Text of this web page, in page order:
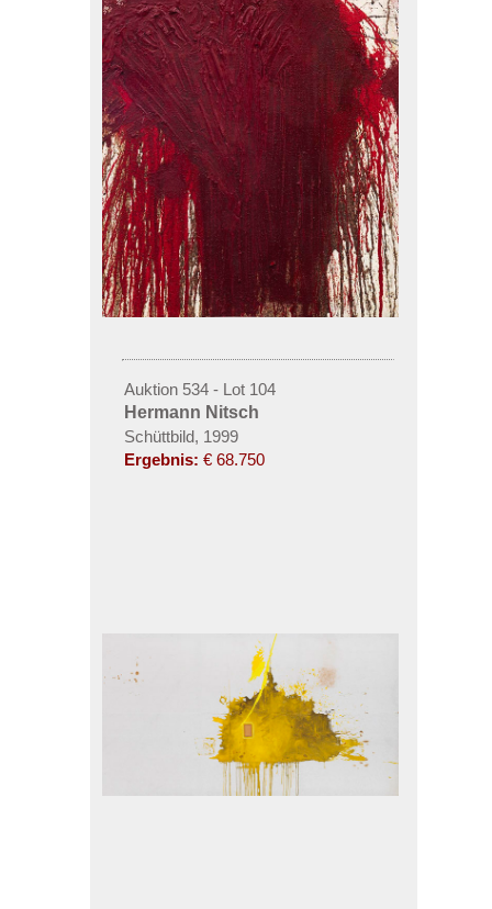
Auktion 534 - Lot 104
Hermann Nitsch
Schüttbild, 1999
Ergebnis: € 68.750